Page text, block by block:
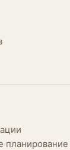
планирование